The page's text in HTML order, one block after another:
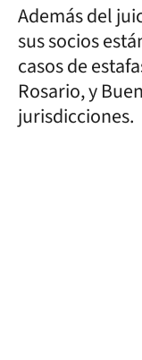
Además del
sus socios
casos de
Rosario, y
jurisdicciones.